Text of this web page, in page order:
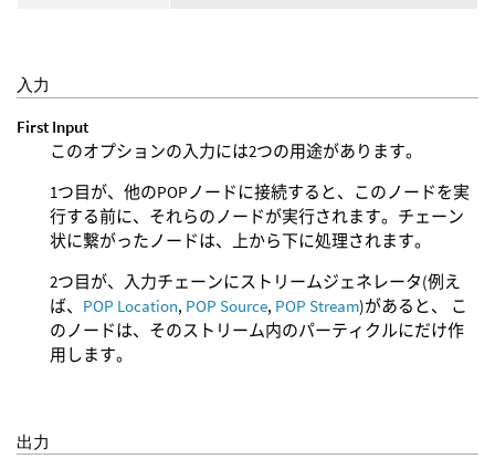
入力
First Input
このオプションの入力には2つの用途があります。
1つ目が、他のPOPノードに接続すると、このノードを実
行する前に、それらのノードが実行されます。チェーン
状に繋がったノードは、上から下に処理されます。
2つ目が、入力チェーンにストリームジェネレータ(例え
ば、 POP Location, POP Source, POP Stream)があると、 こ
のノードは、そのストリーム内のパーティクルにだけ作
用します。
出力